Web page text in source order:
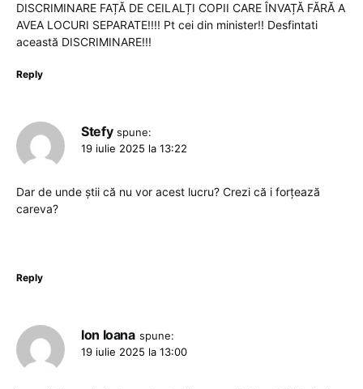
DISCRIMINARE FAȚĂ DE CEILALȚI COPII CARE ÎNVAȚĂ FĂRĂ A
AVEA LOCURI SEPARATE!!!! Pt cei din minister!! Desfintati
această DISCRIMINARE!!!
Reply
Stefy spune:
19 iulie 2025 la 13:22
Dar de unde știi că nu vor acest lucru? Crezi că i forțează
careva?
Reply
Ion Ioana spune:
19 iulie 2025 la 13:00